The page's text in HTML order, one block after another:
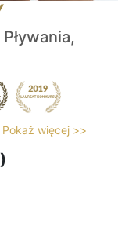
Pokaż więcej >>